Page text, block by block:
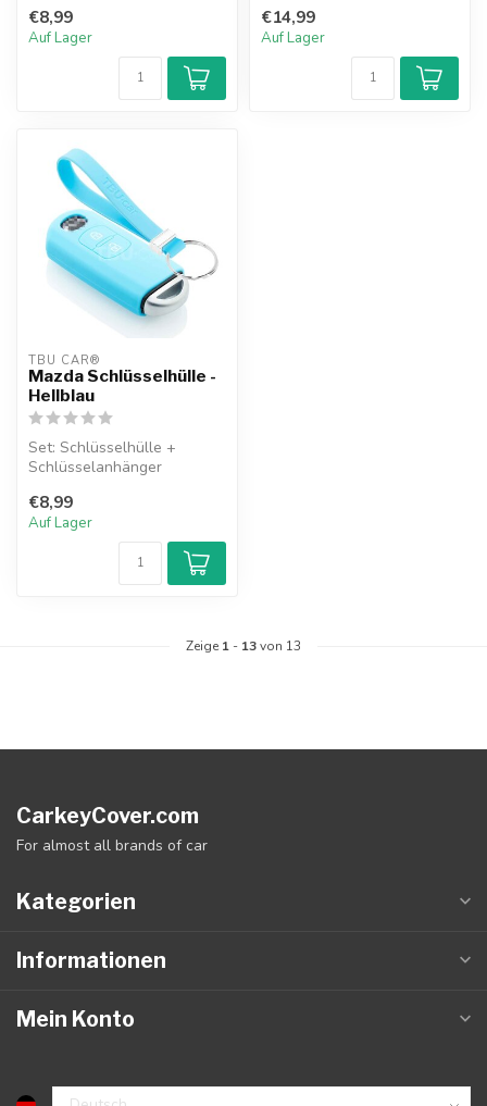
€8,99
Auf Lager
€14,99
Auf Lager
TBU CAR®
Mazda Schlüsselhülle -
Hellblau
Set: Schlüsselhülle +
Schlüsselanhänger
€8,99
Auf Lager
Zeige 1 - 13von 13
CarkeyCover.com
For almost all brands of car
Kategorien
Informationen
Mein Konto